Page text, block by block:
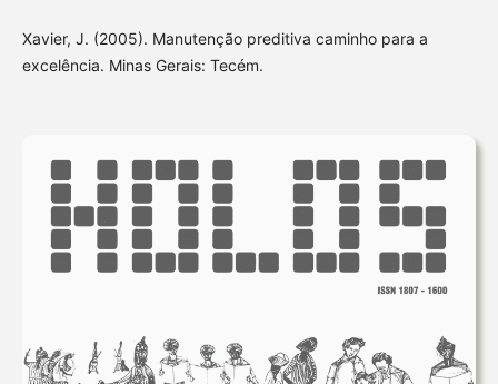
Xavier, J. (2005). Manutenção preditiva caminho para a
excelência. Minas Gerais: Tecém.